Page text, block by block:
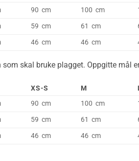
90 cm 100 cm
59 cm 61 cm
46 cm 46 cm
skal bruke plagget. Oppgitte mål
XS-S M
90 cm 100 cm
59 cm 61 cm
46 cm 46 cm